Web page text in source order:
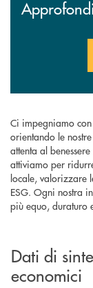
Ci impegniamo
orientando le
attenta al
attiviamo per
locale, valorizzare
ESG. Ogni nostra
più equo, duraturo
Dati di
economici